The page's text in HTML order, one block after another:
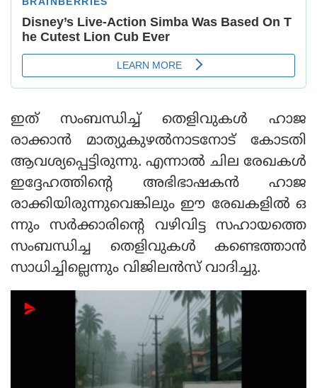
ഇത് സംബന്ധിച്ച് തെളിവുകള്‍ ഹാജ
രാക്കാന്‍ മാത്യുകുഴല്‍നാടനോട് കോടതി
ആവശ്യപ്പെട്ടിരുന്നു. എന്നാല്‍ ചില രേഖകള്‍
ഇദ്ദേഹത്തിന്റെ അഭിഭാഷകന്‍ ഹാജ
രാക്കിയിരുന്നുവെങ്കിലും ഈ രേഖകളില്‍ ഒ
ന്നും സര്‍ക്കാരിന്റെ വഴിവിട്ട സഹായത്തെ
സംബന്ധിച്ച തെളിവുകള്‍ കണ്ടെത്താന്‍
സാധിച്ചില്ലെന്നും വിജിലന്‍സ് വാദിച്ചു.